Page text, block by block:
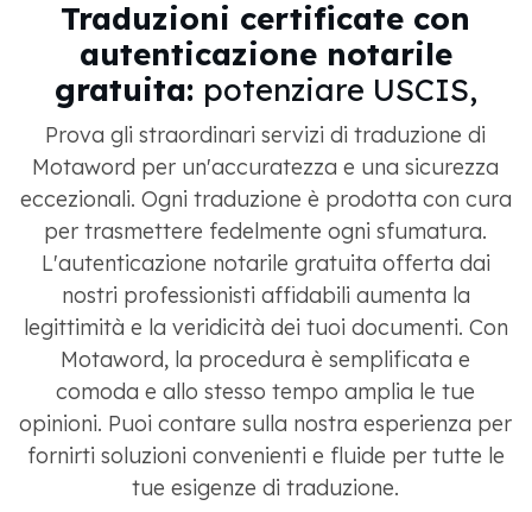
Traduzioni certificate con
autenticazione notarile
gratuita: potenziare USCIS,
Prova gli straordinari servizi di traduzione di
Motaword per un'accuratezza e una sicurezza
eccezionali. Ogni traduzione è prodotta con cura
per trasmettere fedelmente ogni sfumatura.
L'autenticazione notarile gratuita offerta dai
nostri professionisti affidabili aumenta la
legittimità e la veridicità dei tuoi documenti. Con
Motaword, la procedura è semplificata e
comoda e allo stesso tempo amplia le tue
opinioni. Puoi contare sulla nostra esperienza per
fornirti soluzioni convenienti e fluide per tutte le
tue esigenze di traduzione.